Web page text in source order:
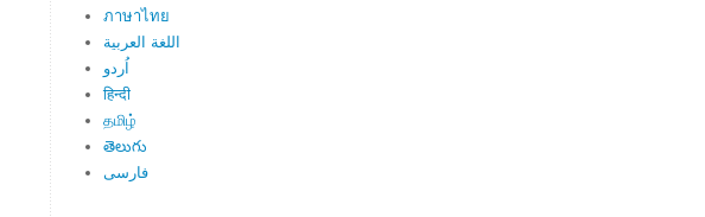
ภาษาไทย
اللغة العربية
اُردو
हिन्दी
தமிழ்
తెలుగు
فارسی